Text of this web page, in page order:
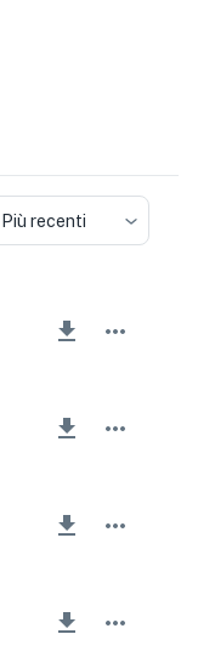
Più recenti